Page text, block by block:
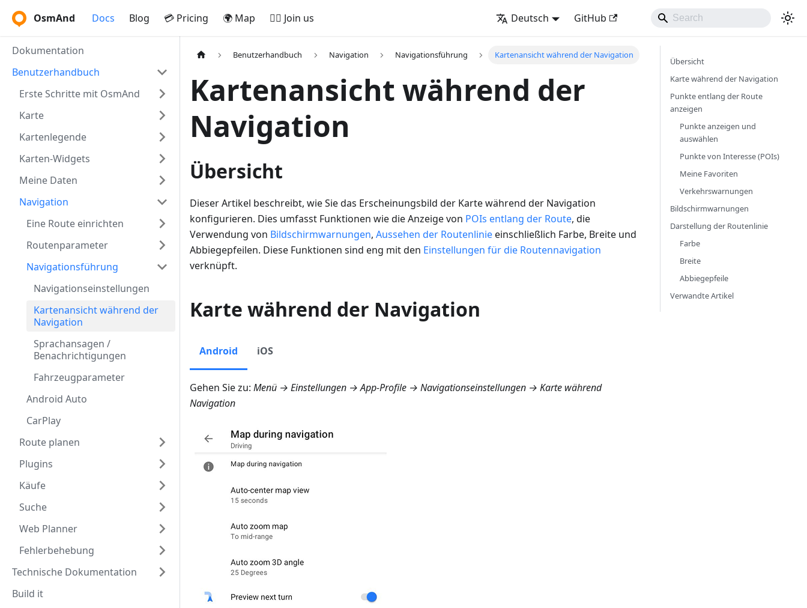
OsmAnd Docs Blog 💳 Pricing 🌍 Map 🚵‍♂️ Join us Deutsch GitHub
Dokumentation
Benutzerhandbuch
Erste Schritte mit OsmAnd
Karte
Kartenlegende
Karten-Widgets
Meine Daten
Navigation
Eine Route einrichten
Routenparameter
Navigationsführung
Navigationseinstellungen
Kartenansicht während der
Navigation
Sprachansagen /
Benachrichtigungen
Fahrzeugparameter
Android Auto
CarPlay
Route planen
Plugins
Käufe
Suche
Web Planner
Fehlerbehebung
Technische Dokumentation
Build it
Benutzerhandbuch Navigation Navigationsführung Kartenansicht während der Navigation
Kartenansicht während der
Navigation
Übersicht
Dieser Artikel beschreibt, wie Sie das Erscheinungsbild der Karte während der Navigation
konfigurieren. Dies umfasst Funktionen wie die Anzeige von POIs entlang der Route, die
Verwendung von Bildschirmwarnungen, Aussehen der Routenlinieeinschließlich Farbe, Breite und
Abbiegepfeilen. Diese Funktionen sind eng mit den Einstellungen für die Routennavigation
verknüpft.
Karte während der Navigation
Android iOS
Gehen Sie zu: Menü → Einstellungen → App-Profile → Navigationseinstellungen → Karte während
Navigation
Übersicht
Karte während der Navigation
Punkte entlang der Route
anzeigen
Punkte anzeigen und
auswählen
Punkte von Interesse (POIs)
Meine Favoriten
Verkehrswarnungen
Bildschirmwarnungen
Darstellung der Routenlinie
Farbe
Breite
Abbiegepfeile
Verwandte Artikel